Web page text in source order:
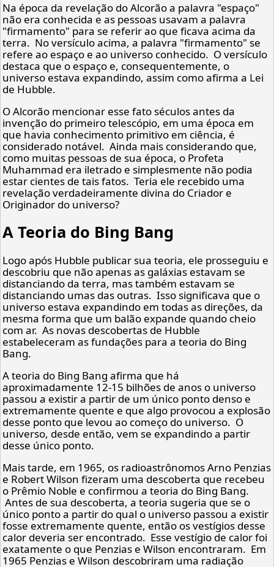
Na época da revelação do Alcorão a palavra "espaço"
não era conhecida e as pessoas usavam a palavra
"firmamento" para se referir ao que ficava acima da
terra. No versículo acima, a palavra "firmamento" se
refere ao espaço e ao universo conhecido. O versículo
destaca que o espaço e, consequentemente, o
universo estava expandindo, assim como afirma a Lei
de Hubble.
O Alcorão mencionar esse fato séculos antes da
invenção do primeiro telescópio, em uma época em
que havia conhecimento primitivo em ciência, é
considerado notável. Ainda mais considerando que,
como muitas pessoas de sua época, o Profeta
Muhammad era iletrado e simplesmente não podia
estar cientes de tais fatos. Teria ele recebido uma
revelação verdadeiramente divina do Criador e
Originador do universo?
A Teoria do Bing Bang
Logo após Hubble publicar sua teoria, ele prosseguiu e
descobriu que não apenas as galáxias estavam se
distanciando da terra, mas também estavam se
distanciando umas das outras. Isso significava que o
universo estava expandindo em todas as direções, da
mesma forma que um balão expande quando cheio
com ar. As novas descobertas de Hubble
estabeleceram as fundações para a teoria do Bing
Bang.
A teoria do Bing Bang afirma que há
aproximadamente 12-15 bilhões de anos o universo
passou a existir a partir de um único ponto denso e
extremamente quente e que algo provocou a explosão
desse ponto que levou ao começo do universo. O
universo, desde então, vem se expandindo a partir
desse único ponto.
Mais tarde, em 1965, os radioastrônomos Arno Penzias
e Robert Wilson fizeram uma descoberta que recebeu
o Prêmio Noble e confirmou a teoria do Bing Bang.
Antes de sua descoberta, a teoria sugeria que se o
único ponto a partir do qual o universo passou a existir
fosse extremamente quente, então os vestígios desse
calor deveria ser encontrado. Esse vestígio de calor foi
exatamente o que Penzias e Wilson encontraram. Em
1965 Penzias e Wilson descobriram uma radiação